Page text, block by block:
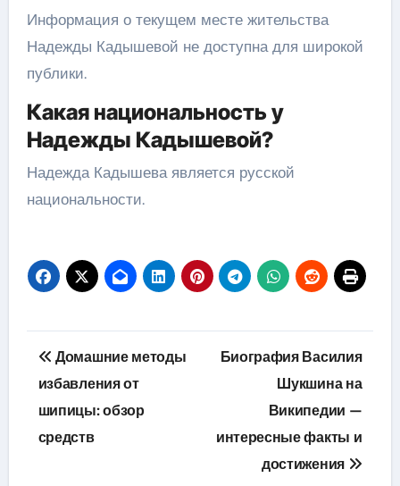
Информация о текущем месте жительства
Надежды Кадышевой не доступна для широкой
публики.
Какая национальность у
Надежды Кадышевой?
Надежда Кадышева является русской
национальности.
Навигация
по
записям
Домашние методы
избавления от
шипицы: обзор
средств
Биография Василия
Шукшина на
Википедии —
интересные факты и
достижения